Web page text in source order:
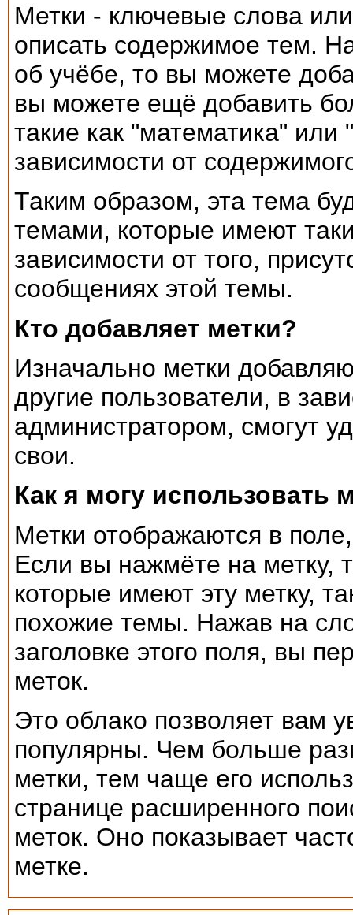
Метки - ключевые слова
описать содержимое тем.
об учёбе, то вы можете
вы можете ещё добавить
такие как "математика"
зависимости от
Таким образом, эта тема
темами, которые имеют
зависимости от того,
сообщениях этой темы.
Кто добавляет метки?
Изначально метки
другие пользователи, в
администратором, смогут
свои.
Как я могу использовать
Метки отображаются в
Если вы нажмёте на метку,
которые имеют эту метку,
похожие темы. Нажав на
заголовке этого поля, вы
меток.
Это облако позволяет вам
популярны. Чем больше
метки, тем чаще его
странице расширенного
меток. Оно показывает
метке.